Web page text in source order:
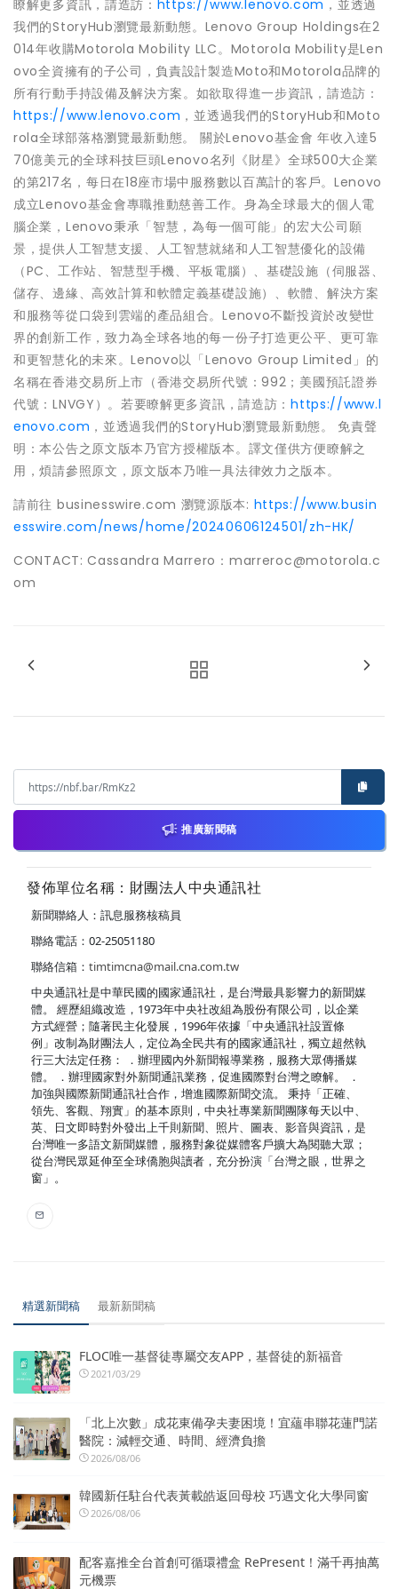
瞭解更多資訊，請造訪： https://www.lenovo.com ，並透過
我們的StoryHub瀏覽最新動態。Lenovo Group Holdings在2
014年收購Motorola Mobility LLC。Motorola Mobility是Len
ovo全資擁有的子公司，負責設計製造Moto和Motorola品牌的
所有行動手持設備及解決方案。如欲取得進一步資訊，請造訪：
https://www.lenovo.com ，並透過我們的StoryHub和Moto
rola全球部落格瀏覽最新動態。 關於Lenovo基金會 年收入達5
70億美元的全球科技巨頭Lenovo名列《財星》全球500大企業
的第217名，每日在18座市場中服務數以百萬計的客戶。Lenovo
成立Lenovo基金會專職推動慈善工作。身為全球最大的個人電
腦企業，Lenovo秉承「智慧，為每一個可能」的宏大公司願
景，提供人工智慧支援、人工智慧就緒和人工智慧優化的設備
（PC、工作站、智慧型手機、平板電腦）、基礎設施（伺服器、
儲存、邊緣、高效計算和軟體定義基礎設施）、軟體、解決方案
和服務等從口袋到雲端的產品組合。Lenovo不斷投資於改變世
界的創新工作，致力為全球各地的每一份子打造更公平、更可靠
和更智慧化的未來。Lenovo以「Lenovo Group Limited」的
名稱在香港交易所上市（香港交易所代號：992；美國預託證券
代號：LNVGY）。若要瞭解更多資訊，請造訪：https://www.l
enovo.com ，並透過我們的StoryHub瀏覽最新動態。 免責聲
明：本公告之原文版本乃官方授權版本。譯文僅供方便瞭解之
用，煩請參照原文，原文版本乃唯一具法律效力之版本。
請前往 businesswire.com 瀏覽源版本: https://www.busin
esswire.com/news/home/20240606124501/zh-HK/
CONTACT: Cassandra Marrero：marreroc@motorola.c
om
推廣新聞稿
發佈單位名稱：財團法人中央通訊社
新聞聯絡人：訊息服務核稿員
聯絡電話：02-25051180
聯絡信箱： timtimcna@mail.cna.com.tw
中央通訊社是中華民國的國家通訊社，是台灣最具影響力的新聞媒
體。 經歷組織改造，1973年中央社改組為股份有限公司，以企業
方式經營；隨著民主化發展，1996年依據「中央通訊社設置條
例」改制為財團法人，定位為全民共有的國家通訊社，獨立超然執
行三大法定任務： ．辦理國內外新聞報導業務，服務大眾傳播媒
體。 ．辦理國家對外新聞通訊業務，促進國際對台灣之瞭解。 ．
加強與國際新聞通訊社合作，增進國際新聞交流。 秉持「正確、
領先、客觀、翔實」的基本原則，中央社專業新聞團隊每天以中、
英、日文即時對外發出上千則新聞、照片、圖表、影音與資訊，是
台灣唯一多語文新聞媒體，服務對象從媒體客戶擴大為閱聽大眾；
從台灣民眾延伸至全球僑胞與讀者，充分扮演「台灣之眼，世界之
窗」。
精選新聞稿 最新新聞稿
FLOC唯一基督徒專屬交友APP，基督徒的新福音
2021/03/29
「北上次數」成花東備孕夫妻困境！宜蘊串聯花蓮門諾
醫院：減輕交通、時間、經濟負擔
2026/08/06
韓國新任駐台代表黃載皓返回母校 巧遇文化大學同窗
2026/08/06
配客嘉推全台首創可循環禮盒 RePresent！滿千再抽萬
元機票